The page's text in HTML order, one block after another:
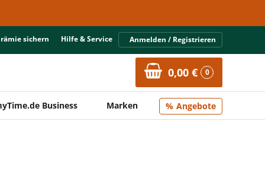
sichern Hilfe & Service Anmelden / Registrieren
0,00 € 0
Business Marken Angebote